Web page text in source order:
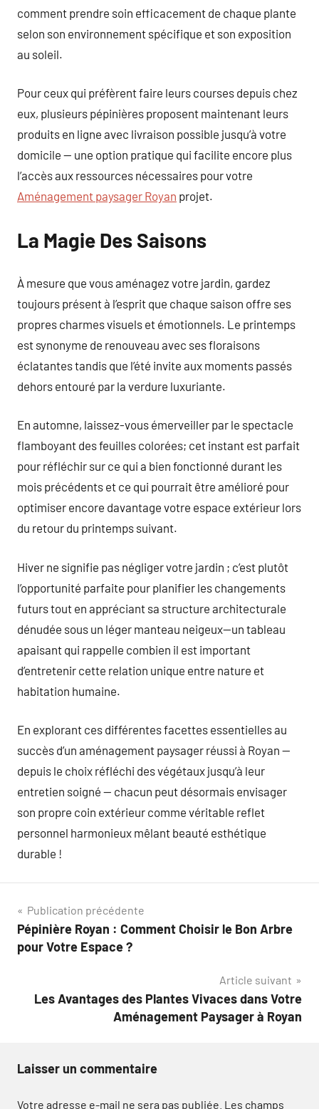
comment prendre soin efficacement de chaque plante
selon son environnement spécifique et son exposition
au soleil.
Pour ceux qui préfèrent faire leurs courses depuis chez
eux, plusieurs pépinières proposent maintenant leurs
produits en ligne avec livraison possible jusqu’à votre
domicile — une option pratique qui facilite encore plus
l’accès aux ressources nécessaires pour votre
Aménagement paysager Royan projet.
La Magie Des Saisons
À mesure que vous aménagez votre jardin, gardez
toujours présent à l’esprit que chaque saison offre ses
propres charmes visuels et émotionnels. Le printemps
est synonyme de renouveau avec ses floraisons
éclatantes tandis que l’été invite aux moments passés
dehors entouré par la verdure luxuriante.
En automne, laissez-vous émerveiller par le spectacle
flamboyant des feuilles colorées; cet instant est parfait
pour réfléchir sur ce qui a bien fonctionné durant les
mois précédents et ce qui pourrait être amélioré pour
optimiser encore davantage votre espace extérieur lors
du retour du printemps suivant.
Hiver ne signifie pas négliger votre jardin ; c’est plutôt
l’opportunité parfaite pour planifier les changements
futurs tout en appréciant sa structure architecturale
dénudée sous un léger manteau neigeux—un tableau
apaisant qui rappelle combien il est important
d’entretenir cette relation unique entre nature et
habitation humaine.
En explorant ces différentes facettes essentielles au
succès d’un aménagement paysager réussi à Royan —
depuis le choix réfléchi des végétaux jusqu’à leur
entretien soigné — chacun peut désormais envisager
son propre coin extérieur comme véritable reflet
personnel harmonieux mêlant beauté esthétique
durable !
Navigation
de
Publication précédente
Pépinière Royan : Comment Choisir le Bon Arbre
pour Votre Espace ?
Article suivant
Les Avantages des Plantes Vivaces dans Votre
Aménagement Paysager à Royan
Laisser un commentaire
Votre adresse e-mail ne sera pas publiée. Les champs